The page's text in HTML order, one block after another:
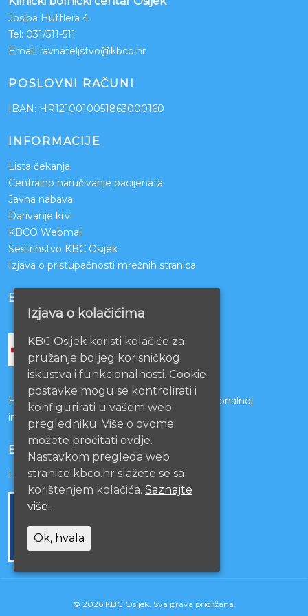
Josipa Huttlera 4
Tel: 031/511-511
Email: ravnateljstvo@kbco.hr
POSLOVNI RAČUNI
IBAN: HR1210010051863000160
INFORMACIJE
Lista čekanja
Centralno naručivanje pacijenata
Javna nabava
Darivanje krvi
KBCO Webmail
Sestrinstvo KBC Osijek
Izjava o pristupačnosti mrežnih stranica
BOLNICE PARTNERI
Bolnice s kojima je potpisan ugovor o funkcionalnoj
integraciji
EU PROJEKTI
Lista projekata
© 2026 KBC Osijek. Sva prava pridržana.
Izjava o kolačićima
KBC Osijek koristi kolačiće za
pružanje boljeg korisničkog
iskustva i funkcionalnosti. Cookie
postavke mogu se kontrolirati i
konfigurirati u vašem web
pregledniku. Više o ovome
možete pročitati ovdje.
Nastavkom pregleda web
stranice kbco.hr slažete se sa
korištenjem kolačića. Saznajte
više.
Ok, hvala